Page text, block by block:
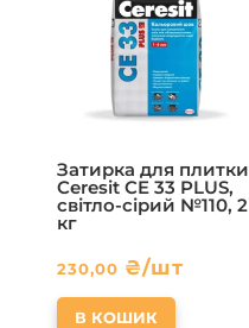
Затирка для плитки
Ceresit CE 33 PLUS,
світло-сірий №110, 2
кг
230,00 ₴/шт
В КОШИК